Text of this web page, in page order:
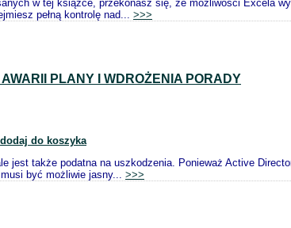
w tej książce, przekonasz się, że możliwości Excela
pełną kontrolę nad... >>>
PLANY I WDROŻENIA PORADY
dodaj do koszyka
jest także podatna na uszkodzenia. Ponieważ Active
być możliwie jasny... >>>